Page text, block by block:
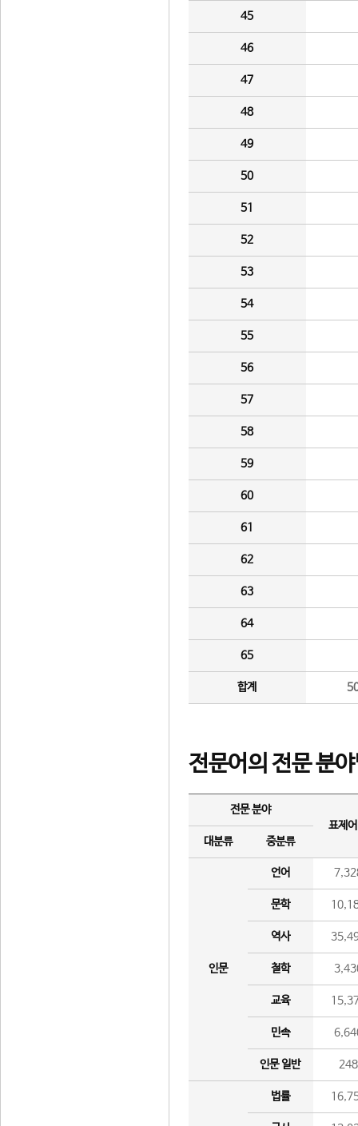
45
46
47
48
49
50
51
52
53
54
55
56
57
58
59
60
61
62
63
64
65
합계
전문어의 전문 분
전문 분야
표제
대분류
중분류
인문
언어
문학
역사
철학
교육
민속
인문 일반 248
법률